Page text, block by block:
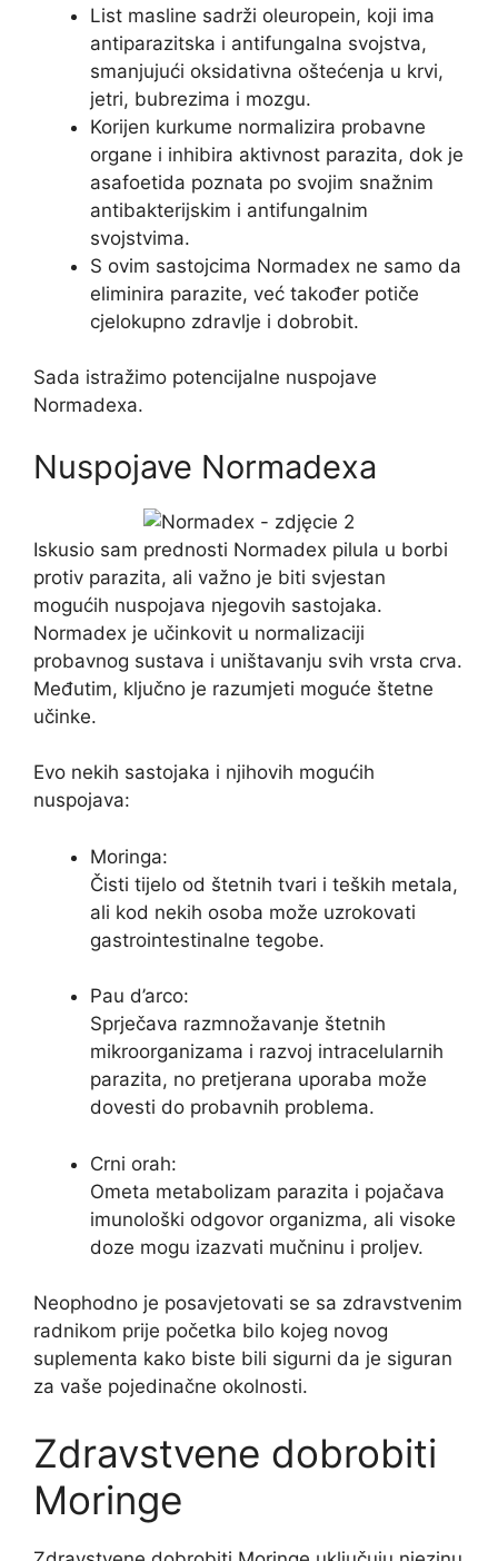
List masline sadrži oleuropein, koji ima
antiparazitska i antifungalna svojstva,
smanjujući oksidativna oštećenja u krvi,
jetri, bubrezima i mozgu.
Korijen kurkume normalizira probavne
organe i inhibira aktivnost parazita, dok je
asafoetida poznata po svojim snažnim
antibakterijskim i antifungalnim
svojstvima.
S ovim sastojcima Normadex ne samo da
eliminira parazite, već također potiče
cjelokupno zdravlje i dobrobit.
Sada istražimo potencijalne nuspojave
Normadexa.
Nuspojave Normadexa
Iskusio sam prednosti Normadex pilula u borbi
protiv parazita, ali važno je biti svjestan
mogućih nuspojava njegovih sastojaka.
Normadex je učinkovit u normalizaciji
probavnog sustava i uništavanju svih vrsta crva.
Međutim, ključno je razumjeti moguće štetne
učinke.
Evo nekih sastojaka i njihovih mogućih
nuspojava:
Moringa:
Čisti tijelo od štetnih tvari i teških metala,
ali kod nekih osoba može uzrokovati
gastrointestinalne tegobe.
Pau d’arco:
Sprječava razmnožavanje štetnih
mikroorganizama i razvoj intracelularnih
parazita, no pretjerana uporaba može
dovesti do probavnih problema.
Crni orah:
Ometa metabolizam parazita i pojačava
imunološki odgovor organizma, ali visoke
doze mogu izazvati mučninu i proljev.
Neophodno je posavjetovati se sa zdravstvenim
radnikom prije početka bilo kojeg novog
suplementa kako biste bili sigurni da je siguran
za vaše pojedinačne okolnosti.
Zdravstvene dobrobiti
Moringe